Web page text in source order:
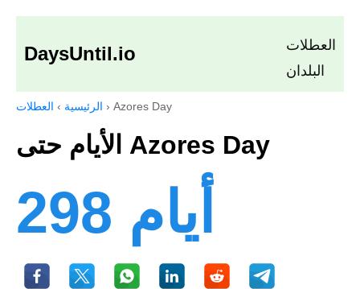
DaysUntil.io
العطلات
البلدان
الرئيسية › العطلات › Azores Day
الأيام حتى Azores Day
298 أيام